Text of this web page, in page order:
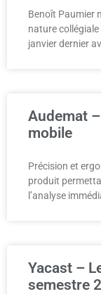
Benoît Paumier
nature collégiale
janvier dernier
Audemat
mobile
Précision et
produit
l’analyse
Yacast –
semestre